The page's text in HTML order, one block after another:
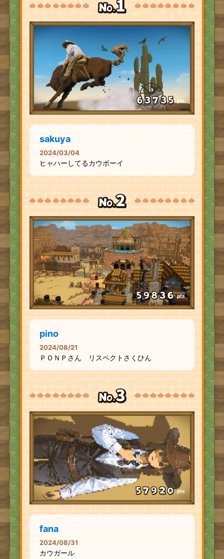
pts
sakuya
2024/03/04
ヒャハーしてるカウボーイ
pts
pino
2024/08/21
ＰＯＮＰさん リスペクトさくひん
pts
fana
2024/08/31
カウガール